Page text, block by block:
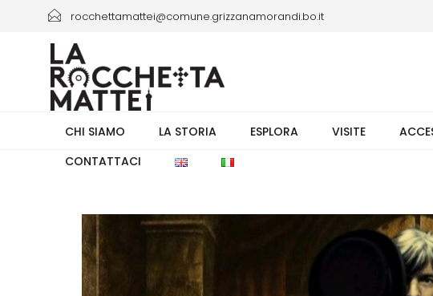
rocchettamattei@comune.grizzanamorandi.bo.it
+39 3661433941/+39 051 6730335 orario 8.00-13.30 (weekend
CHI SIAMO LA STORIA ESPLORA VISITE
CONTATTACI